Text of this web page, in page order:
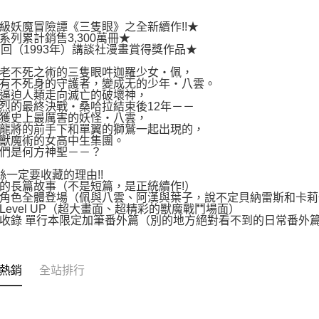
妖魔冒險譚《三隻眼》之全新續作!!★
列累計銷售3,300萬冊★
（1993年）講談社漫畫賞得獎作品★
不死之術的三隻眼吽迦羅少女‧佩，
不死身的守護者，變成无的少年‧八雲。
迫人類走向滅亡的破壞神，
的最終決戰‧桑哈拉結束後12年－－
史上最厲害的妖怪‧八雲，
將的前手下和單翼的獅鷲一起出現的，
魔術的女高中生集團。
是何方神聖－－？
一定要收藏的理由!!
長篇故事（不是短篇，是正統續作!）
色全體登場（佩與八雲、阿漢與葉子，說不定貝納雷斯和卡
UP（超大畫面、超精彩的獸魔戰鬥場面）
錄 單行本限定加筆番外篇（別的地方絕對看不到的日常番外篇
銷 全站排行